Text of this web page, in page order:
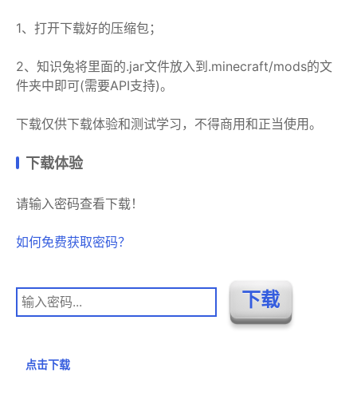
1、打开下载好的压缩包；
2、知识兔将里面的.jar文件放入到.minecraft/mods的文
件夹中即可(需要API支持)。
下载仅供下载体验和测试学习，不得商用和正当使用。
下载体验
请输入密码查看下载！
如何免费获取密码？
点击下载